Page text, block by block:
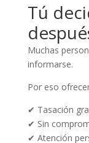
Tú
Muchas
informarse.
Por eso
✔ Tasación
✔ Sin
✔ Atención